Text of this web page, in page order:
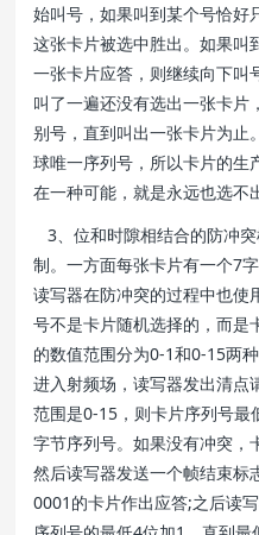
始叫号，如果叫到某个号恰好
这张卡片被选中胜出。如果叫
一张卡片应答，则继续向下叫
叫了一遍还没有选出一张卡片
别号，直到叫出一张卡片为止
球唯一序列号，所以卡片的生
在一种可能，就是永远也选不
3、位和时隙相结合的防冲
制。一方面每张卡片有一个7
读写器在防冲突的过程中也使
号不是卡片随机选择的，而是
的数值范围分为0-1和0-15两
进入射频场，读写器发出清点
范围是0-15，则卡片序列号
字节序列号。如果没有冲突，
然后读写器发送一个帧结束标
0001的卡片作出应答;之后读